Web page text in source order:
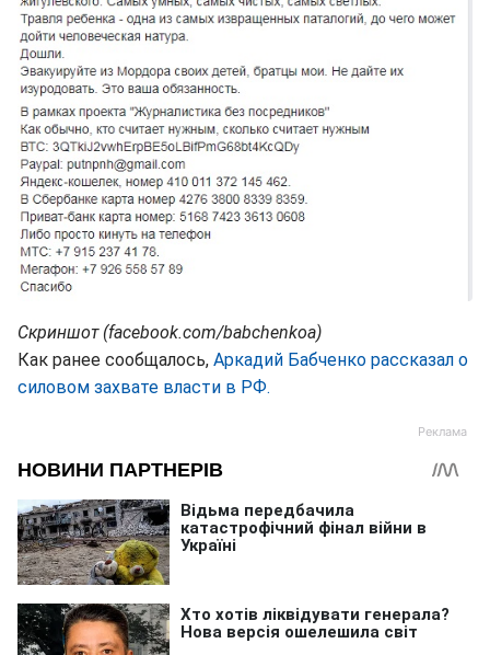
Скриншот (facebook.com/babchenkoa)
Как ранее сообщалось, Аркадий Бабченко рассказал о
силовом захвате власти в РФ.